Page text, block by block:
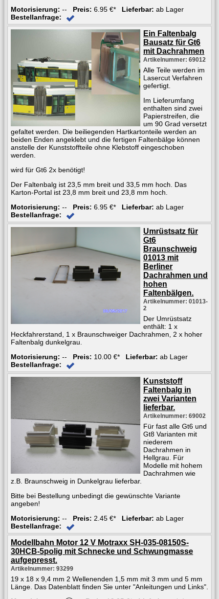
Motorisierung: -- Preis: 6.95 €* Lieferbar: ab Lager
Bestellanfrage:
Ein Faltenbalg
Bausatz für Gt6
mit Dachrahmen
Artikelnummer: 69012
Alle Teile werden im
Lasercut Verfahren
gefertigt.
Im Lieferumfang
enthalten sind zwei
Papierstreifen, die
um 90 Grad versetzt
gefaltet werden. Die beiliegenden Hartkartonteile werden an
beiden Enden angeklebt und die fertigen Faltenbälge können
anstelle der Kunststoffteile ohne Klebstoff eingeschoben
werden.
wird für Gt6 2x benötigt!
Der Faltenbalg ist 23,5 mm breit und 33,5 mm hoch. Das
Karton-Portal ist 23,8 mm breit und 23,8 mm hoch.
Motorisierung: -- Preis: 6.95 €* Lieferbar: ab Lager
Bestellanfrage:
Umrüstsatz für
Gt6
Braunschweig
01013 mit
Berliner
Dachrahmen und
hohen
Faltenbälgen.
Artikelnummer: 01013-
2
Der Umrüstsatz
enthält: 1 x
Heckfahrerstand, 1 x Braunschweiger Dachrahmen, 2 x hoher
Faltenbalg dunkelgrau.
Motorisierung: -- Preis: 10.00 €* Lieferbar: ab Lager
Bestellanfrage:
Kunststoff
Faltenbalg in
zwei Varianten
lieferbar.
Artikelnummer: 69002
Für fast alle Gt6 und
Gt8 Varianten mit
niederem
Dachrahmen in
Hellgrau. Für
Modelle mit hohem
Dachrahmen wie
z.B. Braunschweig in Dunkelgrau lieferbar.
Bitte bei Bestellung unbedingt die gewünschte Variante
angeben!
Motorisierung: -- Preis: 2.45 €* Lieferbar: ab Lager
Bestellanfrage:
Modellbahn Motor 12 V Motraxx SH-035-08150S-
30HCB-5polig mit Schnecke und Schwungmasse
aufgepresst.
Artikelnummer: 93299
19 x 18 x 9,4 mm 2 Wellenenden 1,5 mm mit 3 mm und 5 mm
Länge. Das Datenblatt finden Sie unter "Anleitungen und Links".